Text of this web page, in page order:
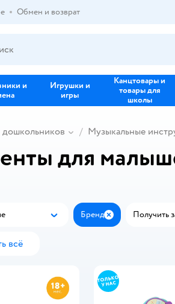
Обмен и возврат
и
Игрушки и
игры
Канцтовары и
товары для
школы
Музыкальные
для
Популярные Бренд ЗакрытьПолучить
всё